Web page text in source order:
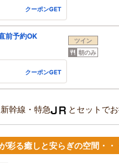
クーポンGET
前予約OK
クーポンGET
ツイン
朝のみ
新幹線・特急 とセットで
彩る癒しと安らぎの空間・・